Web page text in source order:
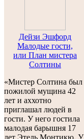
Дейзи Эшфорд
Малодые гости,
или План мистера
Солтины
«Мистер Солтина был
пожилой мущина 42
лет и аххотно
приглашал людей в
гости. У него гостила
малодая барышня 17
лет Этель Монтикю. У